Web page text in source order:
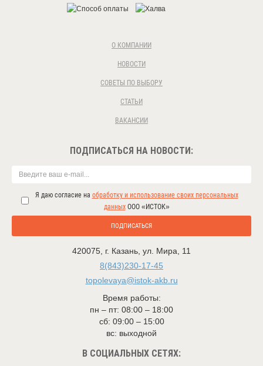
О КОМПАНИИ
НОВОСТИ
СОВЕТЫ ПО ВЫБОРУ
СТАТЬИ
ВАКАНСИИ
ПОДПИСАТЬСЯ НА НОВОСТИ:
Я даю согласие на обработку и использование своих персональных
данныхООО «ИСТОК»
ПОДПИСАТЬСЯ
420075 г. Казань ул. Мира, 11
8(843)230-17-45
topolevaya@istok-akb.ru
Время работы:
пн – пт: 08:00 – 18:00
сб: 09:00 – 15:00
вс: выходной
В СОЦИАЛЬНЫХ СЕТЯХ: